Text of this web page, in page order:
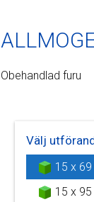
Obehandlad furu
Välj
15 x 69
15 x 95